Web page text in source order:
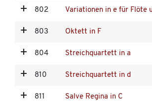
802 Variationen in e für Flöte
803 Oktett in F
804 Streichquartett in a
810 Streichquartett in d
811 Salve Regina in C